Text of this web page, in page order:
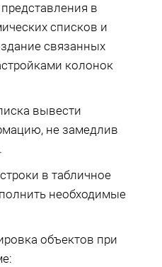
в
списков и
связанных
колонок
вывести
не замедлив
в табличное
необходимые
объектов при